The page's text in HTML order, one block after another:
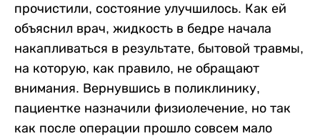
прочистили, состояние улучшилось. Как ей
объяснил врач, жидкость в бедре начала
накапливаться в результате, бытовой травмы,
на которую, как правило, не обращают
внимания. Вернувшись в поликлинику,
пациентке назначили физиолечение, но так
как после операции прошло совсем мало